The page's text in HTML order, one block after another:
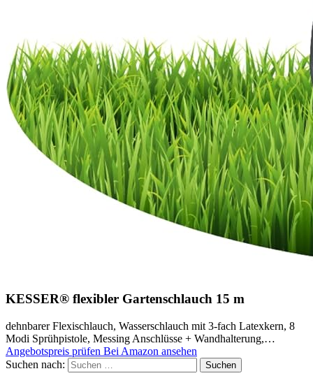
KESSER® flexibler Gartenschlauch 15 m
dehnbarer Flexischlauch, Wasserschlauch mit 3-fach Latexkern, 8
Modi Sprühpistole, Messing Anschlüsse + Wandhalterung,…
Angebotspreis prüfen Bei Amazon ansehen
Suchen nach: